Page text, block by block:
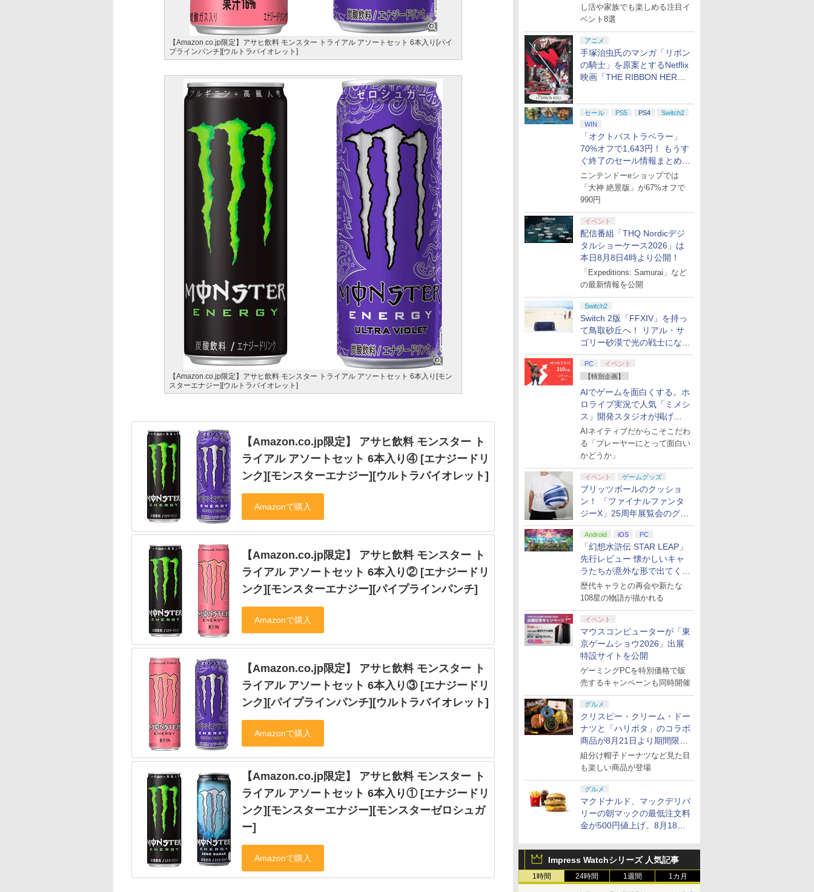
し活や家族でも楽しめる注目イ
ベント8選
アニメ
手塚治虫氏のマンガ「リボン
の騎士」を原案とするNetflix
映画「THE RIBBON HERO
セール PS5 PS4
Switch2
WIN
「オクトパストラベラー」
70%オフで1,643円！ もうす
ぐ終了のセール情報まとめ
【8月8日更新】
ニンテンドーeショップでは
「大神 絶景版」が67%オフで
990円
イベント
配信番組「THQ Nordicデジ
タルショーケース2026」は
本日8月8日4時より公開！
「Expeditions: Samurai」など
の最新情報を公開
Switch2
Switch 2版「FFXIV」を持っ
て鳥取砂丘へ！ リアル・サ
ゴリー砂漠で光の戦士になっ
てみた
PC
イベント
【特別企画】
AIでゲームを面白くする。ホ
ロライブ実況で人気「ミメシ
ス」開発スタジオが掲げ
る“AI活用の信念”とは？【講
演レポート】
AIネイティブだからこそこだわ
る「プレーヤーにとって面白い
かどうか」
イベント ゲームグッズ
ブリッツボールのクッショ
ン！ 「ファイナルファンタ
ジーX」25周年展覧会のグッ
ズ情報が公開
Android iOS PC
「幻想水滸伝 STAR LEAP」
先行レビュー 懐かしいキャ
ラたちが意外な形で出てくる
シリーズ完全新作！
歴代キャラとの再会や新たな
108星の物語が描かれる
イベント
マウスコンピューターが「東
京ゲームショウ2026」出展
特設サイトを公開
ゲーミングPCを特別価格で販
売するキャンペーンも同時開催
グルメ
クリスピー・クリーム・ドー
ナツと「ハリポタ」のコラボ
商品が8月21日より期間限定
で発売
組分け帽子ドーナツなど見た目
も楽しい商品が登場
グルメ
マクドナルド、マックデリバ
リーの朝マックの最低注文料
金が500円値上げ。8月18日
Impress Watchシリーズ 人気記事
1時間 24時間 1週間 1カ月
【Amazon.co.jp限定】アサヒ飲料 モンスター トライアル アソートセット 6本入り[パイ
プラインパンチ][ウルトラバイオレット]
【Amazon.co.jp限定】アサヒ飲料 モンスター トライアル アソートセット 6本入り[モン
スターエナジー][ウルトラバイオレット]
【Amazon.co.jp限定】 アサヒ飲料 モンスター ト
ライアル アソートセット 6本入り④ [エナジードリ
ンク][モンスターエナジー][ウルトラバイオレット]
【Amazon.co.jp限定】 アサヒ飲料 モンスター ト
ライアル アソートセット 6本入り② [エナジードリ
ンク][モンスターエナジー][パイプラインパンチ]
【Amazon.co.jp限定】 アサヒ飲料 モンスター ト
ライアル アソートセット 6本入り③ [エナジードリ
ンク][パイプラインパンチ][ウルトラバイオレット]
【Amazon.co.jp限定】 アサヒ飲料 モンスター ト
ライアル アソートセット 6本入り① [エナジードリ
ンク][モンスターエナジー][モンスターゼロシュガ
ー]